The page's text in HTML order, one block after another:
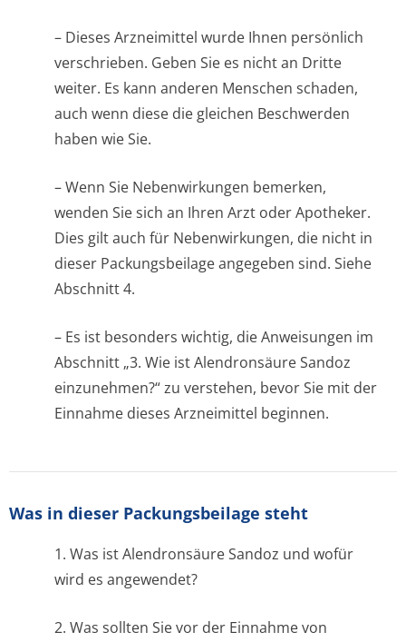
– Dieses Arzneimittel wurde Ihnen persönlich
verschrieben. Geben Sie es nicht an Dritte
weiter. Es kann anderen Menschen schaden,
auch wenn diese die gleichen Beschwerden
haben wie Sie.
– Wenn Sie Nebenwirkungen bemerken,
wenden Sie sich an Ihren Arzt oder Apotheker.
Dies gilt auch für Nebenwirkungen, die nicht in
dieser Packungsbeilage angegeben sind. Siehe
Abschnitt 4.
– Es ist besonders wichtig, die Anweisungen im
Abschnitt „3. Wie ist Alendronsäure Sandoz
einzunehmen?“ zu verstehen, bevor Sie mit der
Einnahme dieses Arzneimittel beginnen.
Was in dieser Packungsbeilage steht
1. Was ist Alendronsäure Sandoz und wofür
wird es angewendet?
2. Was sollten Sie vor der Einnahme von